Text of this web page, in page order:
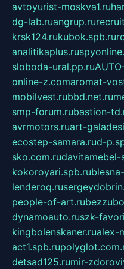
avtoyurist-moskva1.ru
dg-lab.ruangrup.ru
krsk124.rukubok.spb.ru
analitikaplus.ru
sloboda-ural.pp.ru
online-z.comaromat-
mobilvest.rubbd.net.ru
smp-forum.rubastion-
avrmotors.ruart-
ecostep-samara.rud-
sko.com.rudavitamebel-
kokoroyari.spb.ru
lenderoq.ru
people-of-art.ru
dynamoauto.ruszk-
kingbolenskaner.rualex-
act1.spb.ru
detsad125.rumir-